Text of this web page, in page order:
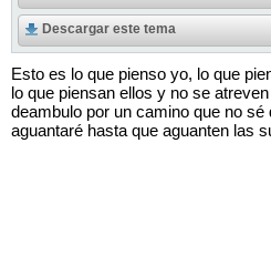
Descargar este tema
Esto es lo que pienso yo, lo que
lo que piensan ellos y no se
deambulo por un camino que no sé
aguantaré hasta que aguanten las